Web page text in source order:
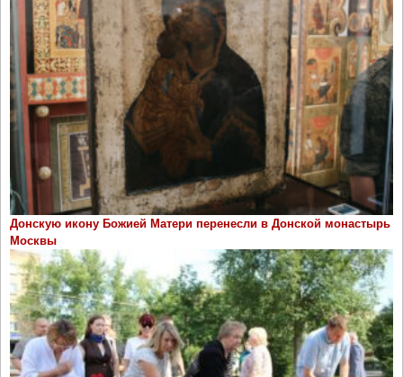
Донскую икону Божией Матери перенесли в Донской монастырь
Москвы